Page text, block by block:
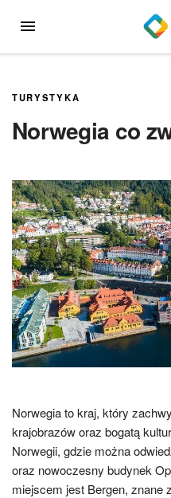
MENU
TURYSTYKA
Norwegia co
Norwegia to kraj, który
krajobrazów oraz bogatą
Norwegii, gdzie można
oraz nowoczesny budynek
miejscem jest Bergen, znane